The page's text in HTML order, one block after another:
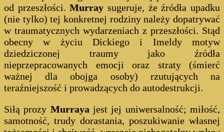
od przeszłości.Murray sugeruje, że źródła upadku
(nie tylko) tej konkretnej rodziny należy dopatrywać
w traumatycznych wydarzeniach z przeszłości. Stąd
obecny w życiu Dickiego i Imeldy motyw
dziedziczonej traumy jako źródła
nieprzepracowanych emocji oraz straty (śmierć
ważnej dla obojga osoby) rzutujących na
teraźniejszość i prowadzących do autodestrukcji.
Siłą prozy Murraya jest jej uniwersalność; miłość,
samotność, trudy dorastania, poszukiwanie własnej